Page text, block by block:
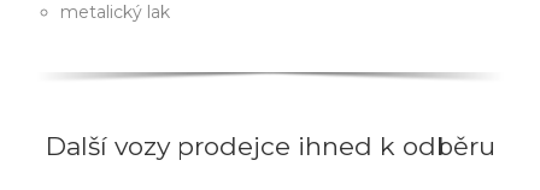
metalický lak
Další vozy prodejce ihned k odběru